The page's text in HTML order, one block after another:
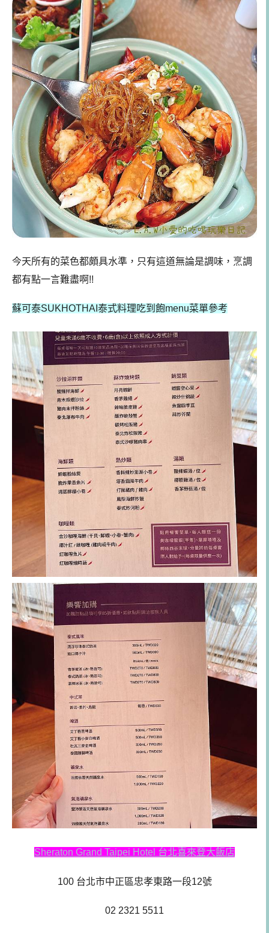
今天所有的菜色都頗具水準，只有這道無論是調味，烹調
都有點一言難盡啊!!
蘇可泰SUKHOTHAI泰式料理吃到飽menu菜單參考
Sheraton Grand Taipei Hotel 台北喜來登大飯店
100 台北市中正區忠孝東路一段12號
02 2321 5511